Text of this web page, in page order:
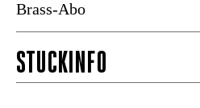
Brass-Abo
STÜCKINFO